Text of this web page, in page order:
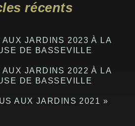
récents
AUX JARDINS 2023 À LA
DE BASSEVILLE
AUX JARDINS 2022 À LA
DE BASSEVILLE
AUX JARDINS 2021 »